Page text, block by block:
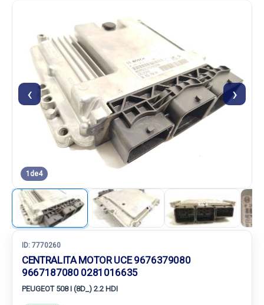
‹ ›
1 de4
ID: 7770260
CENTRALITA MOTOR UCE 9676379080
9667187080 0281016635
PEUGEOT 508 I (8D_) 2.2 HDI